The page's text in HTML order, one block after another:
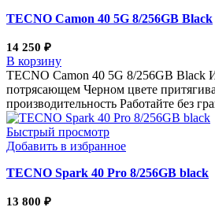
TECNO Camon 40 5G 8/256GB Black
14 250 ₽
В корзину
TECNO Camon 40 5G 8/256GB Black
потрясающем Черном цвете
производительность Работайте без
Быстрый просмотр
Добавить в избранное
TECNO Spark 40 Pro 8/256GB black
13 800 ₽